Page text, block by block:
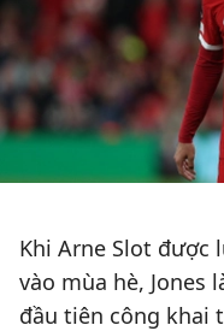
Khi Arne Slot được
vào mùa hè,
đầu tiên công khai